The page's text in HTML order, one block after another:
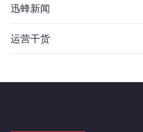
迅蜂新闻
运营干货